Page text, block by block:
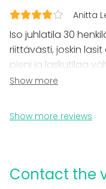
Christmas Party
Venue type
Banquet hall
Multi-purpose
Meeting room
Sisäänkäynnin
löytyy tarvittaessa
Anitta
Iso juhlatila 30
riittävästi, joskin
pieni ja laskutilaa
viimeisteltyä
Show more
Show more reviews
Contact the